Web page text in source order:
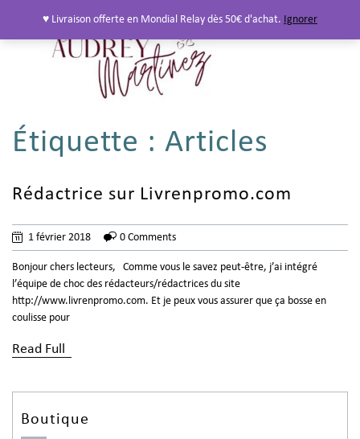
Étiquette : Articles
Rédactrice sur Livrenpromo.com
1 février 2018 0 Comments
Bonjour chers lecteurs, Comme vous le savez peut-être, j’ai intégré
l’équipe de choc des rédacteurs/rédactrices du site
http://www.livrenpromo.com. Et je peux vous assurer que ça bosse en
coulisse pour
Read Full
Boutique
♥ Livraison offerte en Mondial Relay dès 50€ d'achat. Ignorer